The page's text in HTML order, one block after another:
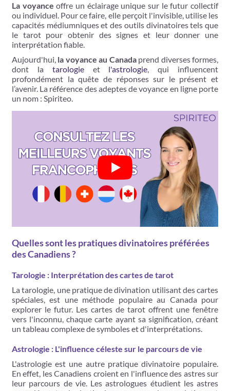
La voyance offre un éclairage unique sur le futur collectif
ou individuel. Pour ce faire, elle perçoit l'invisible, utilise les
capacités médiumniques et des outils divinatoires tels que
le tarot pour obtenir des signes et leur donner une
interprétation fiable.
Aujourd'hui, la voyance au Canadaprend diverses formes,
dont la tarologieet l'astrologie, qui influencent
profondément la quête de réponses sur le présent et
l’avenir. La référence des adeptes de voyance en ligne porte
un nom : Spiriteo.
Quelles sont les pratiques divinatoires préférées
des Canadiens ?
Tarologie : Interprétation des cartes de tarot
La tarologie, une pratique de divination utilisant des cartes
spéciales, est une méthode populaire au Canada pour
explorer le futur. Les cartes de tarot offrent une fenêtre
vers l'inconnu, chaque carte ayant sa signification, créant
un tableau complexe de symboles et d'interprétations.
Astrologie : L'influence céleste sur le parcours de vie
L'astrologie est une autre pratique divinatoire populaire.
En effet, les Canadiens croient en l'influence des astres sur
leur parcours de vie. Les astrologues étudient les astres